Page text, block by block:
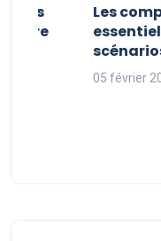
vos
Les
05 février